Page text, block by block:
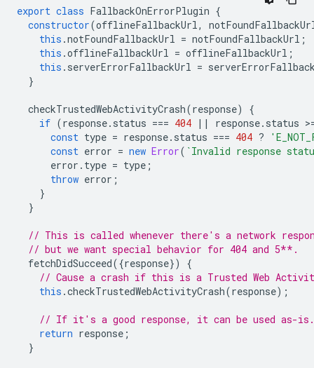
export class FallbackOnErrorPlugin {
constructor(offlineFallbackUrl,
this .notFoundFallbackUrl = notFoundFallbackUrl ;
this .offlineFallbackUrl = offlineFallbackUrl ;
this . serverErrorFallbackUrl =
}
checkTrustedWebActivityCrash(response)
{
if (response. status === 404 || response. status >
const type = response. status === 404 ?
const error = new Error( `Invalid response
error . type = type ;
throw error ;
}
}
// This is called whenever there's a network
// but we want special behavior for 404 and 5**.
fetchDidSucceed({response})
{
// Cause a crash if this is a Trusted Web
this .checkTrustedWebActivityCrash(response);
// If it's a good response, it can be used as-is.
return response ;
}